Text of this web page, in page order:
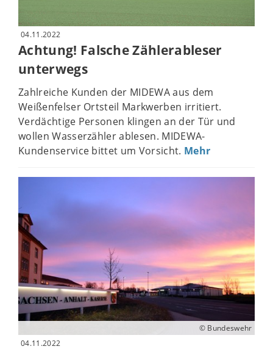
04.11.2022
Achtung! Falsche Zählerableser
unterwegs
Zahlreiche Kunden der MIDEWA aus dem
Weißenfelser Ortsteil Markwerben irritiert.
Verdächtige Personen klingen an der Tür und
wollen Wasserzähler ablesen. MIDEWA-
Kundenservice bittet um Vorsicht. Mehr
© Bundeswehr
04.11.2022